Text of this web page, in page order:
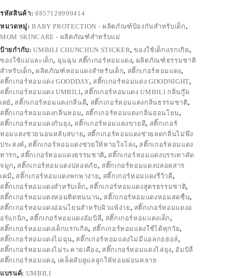
รหัสสินค้า: 8857128990414
หมวดหมู่:BABY PROTECTION - ผลิตภัณฑ์ป้องกันสำหรับเด็ก,
MOM SKINCARE - ผลิตภัณฑ์สำหรับแม่
ป้ายกำกับ:UMBILI CHUNCHUN STICKER,ของใช้เด็กแรกเกิด,
ของใช้แม่และเด็ก, ฉุนฉุน สติ๊กเกอร์หอมแดง, ผลิตภัณฑ์ธรรมชาติ
สำหรับเด็ก, ผลิตภัณฑ์หอมแดงสำหรับเด็ก, สติ๊กเกอร์หอมแดง,
สติ๊กเกอร์หอมแดง GOODDAY, สติ๊กเกอร์หอมแดง GOODNIGHT,
สติ๊กเกอร์หอมแดง UMBILI, สติ๊กเกอร์หอมแดง UMBILI กลิ่นกู๊ด
เดย์, สติ๊กเกอร์หอมแดงกลิ่นดี, สติ๊กเกอร์หอมแดงกลิ่นธรรมชาติ,
สติ๊กเกอร์หอมแดงกลิ่นหอม, สติ๊กเกอร์หอมแดงกลิ่นอ่อนโยน,
สติ๊กเกอร์หอมแดงกันยุง, สติ๊กเกอร์หอมแดงขายดี, สติ๊กเกอร์
หอมแดงช่วยนอนหลับสบาย, สติ๊กเกอร์หอมแดงช่วยลดกลิ่นไม่พึง
ประสงค์, สติ๊กเกอร์หอมแดงช่วยให้หายใจโล่ง, สติ๊กเกอร์หอมแดง
ทารก, สติ๊กเกอร์หอมแดงธรรมชาติ, สติ๊กเกอร์หอมแดงบรรเทาคัด
จมูก, สติ๊กเกอร์หอมแดงปลอดภัย, สติ๊กเกอร์หอมแดงปลอดสาร
เคมี, สติ๊กเกอร์หอมแดงพกพาง่าย, สติ๊กเกอร์หอมแดงรีวิวดี,
สติ๊กเกอร์หอมแดงสำหรับเด็ก, สติ๊กเกอร์หอมแดงสูตรธรรมชาติ,
สติ๊กเกอร์หอมแดงหอมติดทนนาน, สติ๊กเกอร์หอมแดงหอมสดชื่น,
สติ๊กเกอร์หอมแดงอ่อนโยนสำหรับผิวแพ้ง่าย, สติ๊กเกอร์หอมแดงอ
อร์แกนิก, สติ๊กเกอร์หอมแดงอัมบิลี่, สติ๊กเกอร์หอมแดงเด็ก,
สติ๊กเกอร์หอมแดงเด็กแรกเกิด, สติ๊กเกอร์หอมแดงใช้ได้ทุกวัย,
สติ๊กเกอร์หอมแดงไม่ฉุน, สติ๊กเกอร์หอมแดงไม่มีแอลกอฮอล์,
สติ๊กเกอร์หอมแดงไม่ระคายเคือง, สติ๊กเกอร์หอมแดงไล่ยุง, อัมบิลี่
สติ๊กเกอร์หอมแดง, เคล็ดลับดูแลลูกให้หอมผ่อนคลาย
แบรนด์: UMBILI